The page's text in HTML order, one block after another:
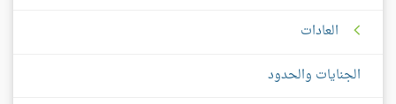
العادات
الجنايات والحدود